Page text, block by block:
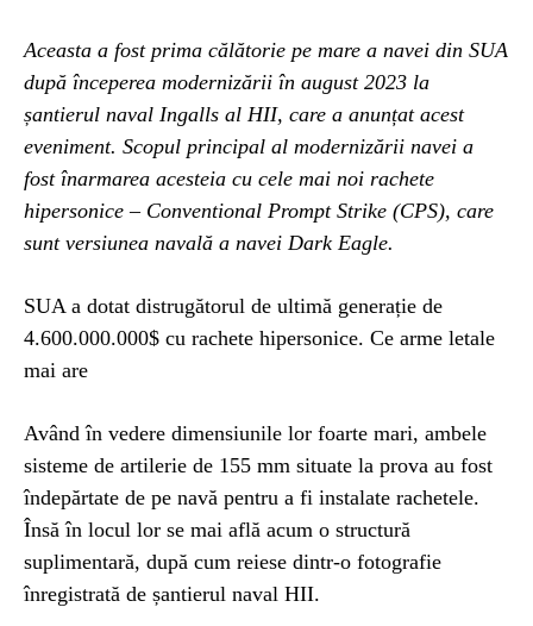
Aceasta a fost prima călătorie pe mare a navei din SUA
după începerea modernizării în august 2023 la
șantierul naval Ingalls al HII, care a anunțat acest
eveniment. Scopul principal al modernizării navei a
fost înarmarea acesteia cu cele mai noi rachete
hipersonice – Conventional Prompt Strike (CPS), care
sunt versiunea navală a navei Dark Eagle.
SUA a dotat distrugătorul de ultimă generație de
4.600.000.000$ cu rachete hipersonice. Ce arme letale
mai are
Având în vedere dimensiunile lor foarte mari, ambele
sisteme de artilerie de 155 mm situate la prova au fost
îndepărtate de pe navă pentru a fi instalate rachetele.
Însă în locul lor se mai află acum o structură
suplimentară, după cum reiese dintr-o fotografie
înregistrată de șantierul naval HII.